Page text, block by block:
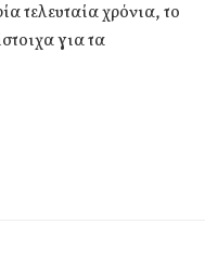
τελευταία χρόνια, το
για τα